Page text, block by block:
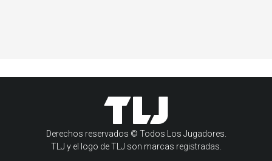
Derechos reservados © Todos Los Jugadores.
TLJ y el logo de TLJ son marcas registradas.